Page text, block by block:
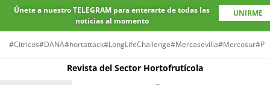
Únete a nuestro TELEGRAM para enterarte de todas las
noticias al momento
UNIRME
#Cítricos#DANA#hortattack#LongLifeChallenge#Mercasevilla#Mercosur
Revista del Sector Hortofrutícola